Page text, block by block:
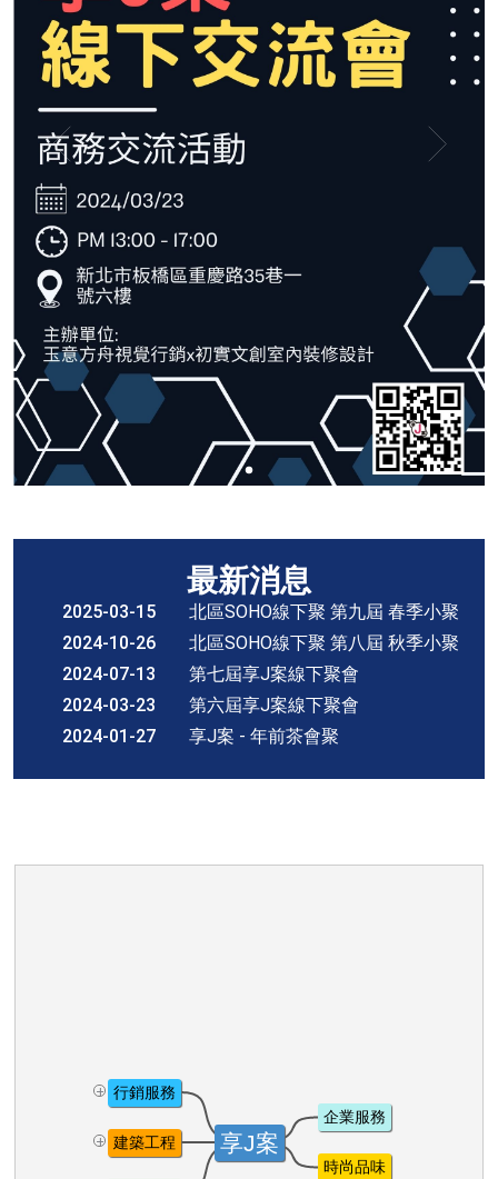
最新消息
2025-03-15
北區SOHO線下聚 第九屆 春季小聚
2024-10-26
北區SOHO線下聚 第八屆 秋季小聚
2024-07-13
第七屆享J案線下聚會
2024-03-23
第六屆享J案線下聚會
2024-01-27
享J案 - 年前茶會聚
享J案
+
行銷服務
企業服務
+
建築工程
時尚品味